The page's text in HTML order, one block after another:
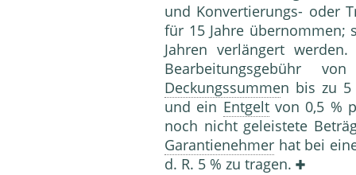
und Konvertierungs- oder
für 15 Jahre übernommen;
Jahren verlängert
Bearbeitungsgebühr
Deckungssummen bis zu 5
und ein Entgeltvon 0,5 %
noch nicht geleistete
Garantienehmer hat bei
d. R. 5 % zu tragen.